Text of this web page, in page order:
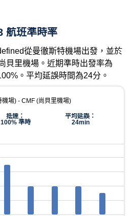
航班準時率
從曼徹斯特機場出發，並於
貝里機場。近期準時出發率為
。平均延誤時間為24分。
機場) - CMF (尚貝里機場)
抵達：
100% 準時
平均延誤：
24min